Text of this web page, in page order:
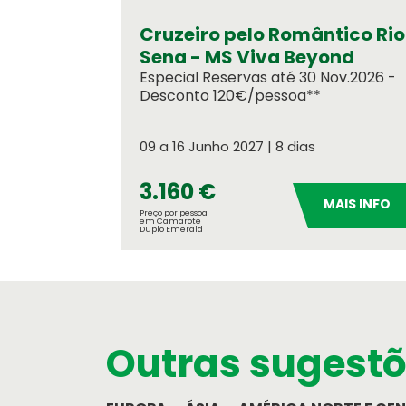
Formulário de pagamento por
Serviços OASIS
Cruzeiro pelo Romântico Rio
Sena - MS Viva Beyond
Especial Reservas até 30 Nov.2026 -
Desconto 120€/pessoa**
09 a 16 Junho 2027 | 8 dias
3.160 €
Preço por pessoa
em Camarote
Duplo Emerald
MAIS INFO
Outras